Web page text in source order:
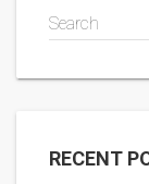
Search
RECENT